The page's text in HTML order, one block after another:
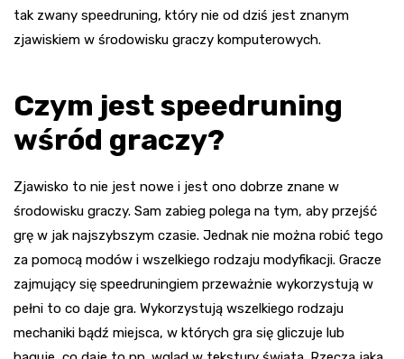
tak zwany speedruning, który nie od dziś jest znanym
zjawiskiem w środowisku graczy komputerowych.
Czym jest speedruning
wśród graczy?
Zjawisko to nie jest nowe i jest ono dobrze znane w
środowisku graczy. Sam zabieg polega na tym, aby przejść
grę w jak najszybszym czasie. Jednak nie można robić tego
za pomocą modów i wszelkiego rodzaju modyfikacji. Gracze
zajmujący się speedruningiem przeważnie wykorzystują w
pełni to co daje gra. Wykorzystują wszelkiego rodzaju
mechaniki bądź miejsca, w których gra się gliczuje lub